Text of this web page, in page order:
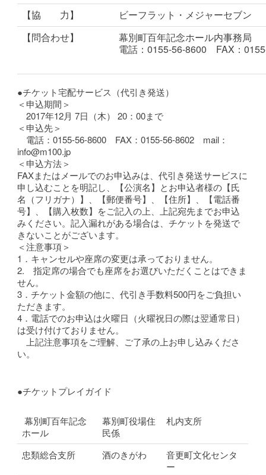
【協 力】
ビーフラット・メジャーセブン
【問合わせ】
幕別町百年記念ホール内事務局
電話：0155-56-8600 FAX：
●チケット宅配サービス（代引き発送）
＜申込期間＞
2017年12月 7日（木） 20：00まで
＜申込先＞
電話：0155-56-8600 FAX：0155-56-8602 mail：
info@m100.jp
＜申込方法＞
FAXまたはメールでのお申込みは、代引き発送サービスに
申し込むことを明記し、【公演名】とお申込者様の【氏
名（フリガナ）】、【郵便番号】、【住所】、【電話番
号】、【購入枚数】をご記入の上、上記宛先までお申込
みください。記入漏れがある場合は、チケットを発送で
きないことがございます。
＜注意事項＞
1．キャンセルや座席の変更は承っておりません。
2. 指定席の場合でも座席をお選びいただくことはできま
せん。
3．チケット金額の他に、代引き手数料500円をご負担い
ただきます。
4．電話でのお申込は火曜日（火曜祝日の際は翌通常日）
は受け付けておりません。
上記注意事項をご理解、ご了承の上お申し込みくださ
い。
●チケットプレイガイド
幕別町百年記念
ホール
幕別町役場住
民係
札内支所
忠類総合支所 酒のきがわ
音更町文化センタ
ー